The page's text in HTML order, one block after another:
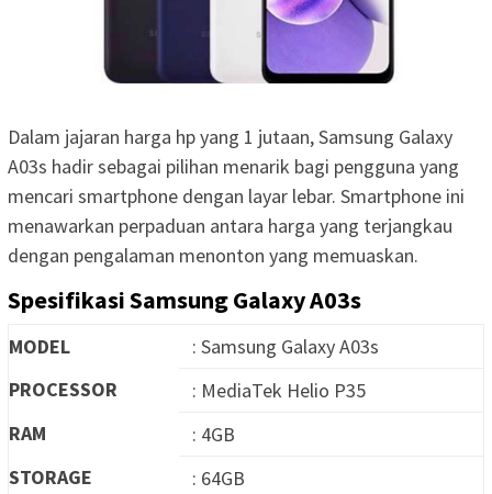
Dalam jajaran harga hp yang 1 jutaan, Samsung Galaxy
A03s hadir sebagai pilihan menarik bagi pengguna yang
mencari smartphone dengan layar lebar. Smartphone ini
menawarkan perpaduan antara harga yang terjangkau
dengan pengalaman menonton yang memuaskan.
Spesifikasi Samsung Galaxy A03s
MODEL
: Samsung Galaxy A03s
PROCESSOR
: MediaTek Helio P35
RAM
: 4GB
STORAGE
: 64GB